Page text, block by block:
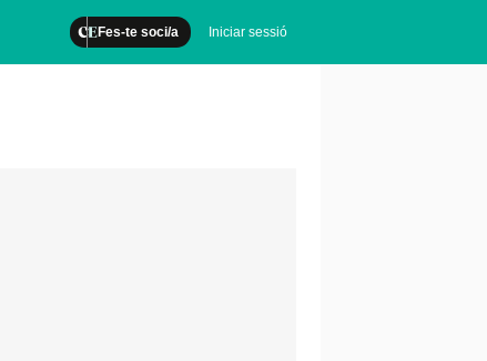
Fes-te soci/a Iniciar sessió